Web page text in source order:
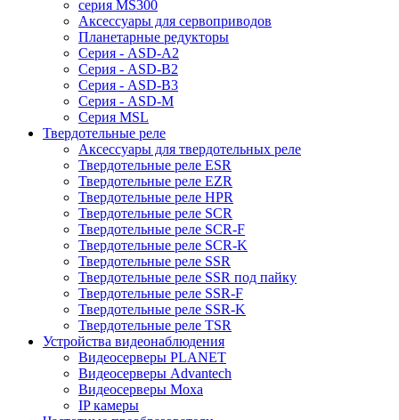
серия MS300
Аксессуары для сервоприводов
Планетарные редукторы
Серия - ASD-A2
Серия - ASD-B2
Серия - ASD-B3
Серия - ASD-M
Серия MSL
Твердотельные реле
Аксессуары для твердотельных реле
Твердотельные реле ESR
Твердотельные реле EZR
Твердотельные реле HPR
Твердотельные реле SCR
Твердотельные реле SCR-F
Твердотельные реле SCR-K
Твердотельные реле SSR
Твердотельные реле SSR под пайку
Твердотельные реле SSR-F
Твердотельные реле SSR-K
Твердотельные реле TSR
Устройства видеонаблюдения
Видеосерверы PLANET
Видеосерверы Advantech
Видеосерверы Moxa
IP камеры